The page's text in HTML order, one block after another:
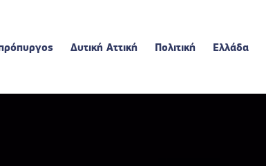
Δυτική Αττική Πολιτική Ελλάδα